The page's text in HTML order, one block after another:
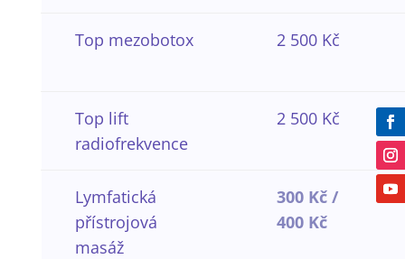
Top mezobotox 2 500 Kč
Top lift
radiofrekvence
2 500 Kč
Lymfatická
přístrojová
masáž
300 Kč /
400 Kč